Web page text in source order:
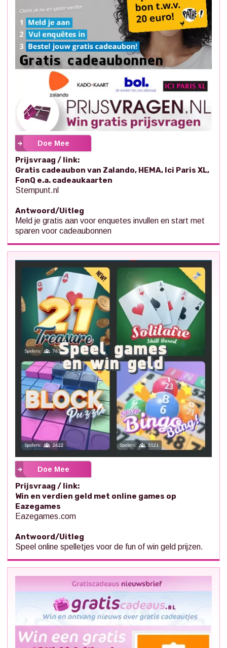
Doe Mee
Prijsvraag / link:
Gratis cadeaubon van Zalando, HEMA, Ici Paris XL,
FonQ e.a. cadeaukaarten
Stempunt.nl
Antwoord/Uitleg
Meld je gratis aan voor enquetes invullen en start met
sparen voor cadeaubonnen
Doe Mee
Prijsvraag / link:
Win en verdien geld met online games op
Eazegames
Eazegames.com
Antwoord/Uitleg
Speel online spelletjes voor de fun of win geld prijzen.